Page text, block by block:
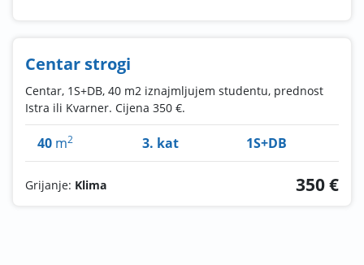
Centar strogi
Centar, 1S+DB, 40 m2 iznajmljujem studentu, prednost
Istra ili Kvarner. Cijena 350 €.
40 m2 3. kat 1S+DB
Grijanje: Klima 350 €